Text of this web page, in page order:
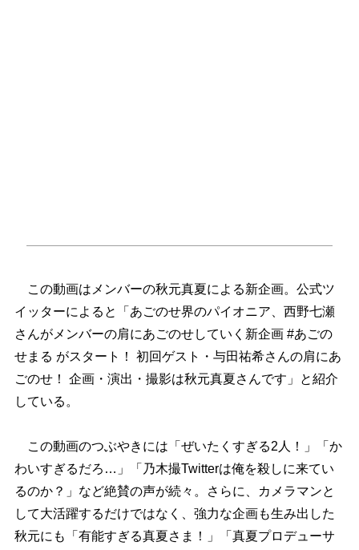
この動画はメンバーの秋元真夏による新企画。公式ツ
イッターによると「あごのせ界のパイオニア、西野七瀬
さんがメンバーの肩にあごのせしていく新企画 #あごの
せまる がスタート！ 初回ゲスト・与田祐希さんの肩にあ
ごのせ！ 企画・演出・撮影は秋元真夏さんです」と紹介
している。
この動画のつぶやきには「ぜいたくすぎる2人！」「か
わいすぎるだろ…」「乃木撮Twitterは俺を殺しに来てい
るのか？」など絶賛の声が続々。さらに、カメラマンと
して大活躍するだけではなく、強力な企画も生み出した
秋元にも「有能すぎる真夏さま！」「真夏プロデューサ